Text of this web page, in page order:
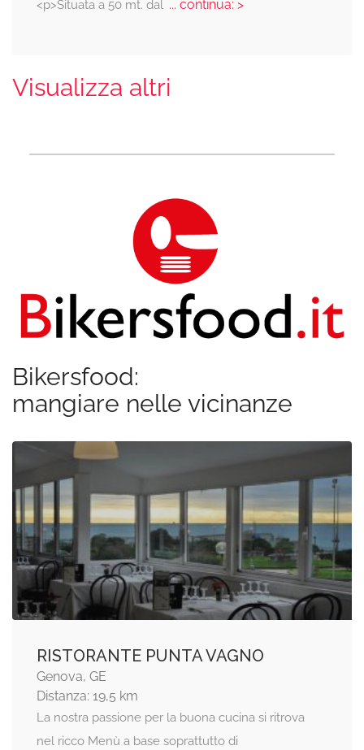
<p>Situata a 50 mt. dal... continua: >
Visualizza altri
Bikersfood:
mangiare nelle vicinanze
RISTORANTE PUNTA VAGNO
Genova, GE
Distanza: 19,5 km
La nostra passione per la buona cucina si ritrova
nel ricco Menù a base soprattutto di